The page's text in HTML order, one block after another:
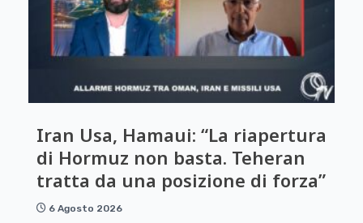
Iran Usa, Hamaui: “La riapertura
di Hormuz non basta. Teheran
tratta da una posizione di forza”
6 Agosto 2026